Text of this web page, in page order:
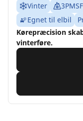
Vinter 3PMSF
Egnet til elbil
Kørepræcision
vinterføre.